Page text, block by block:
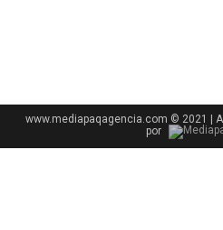
www.mediapaqagencia.com © 2021 |
por